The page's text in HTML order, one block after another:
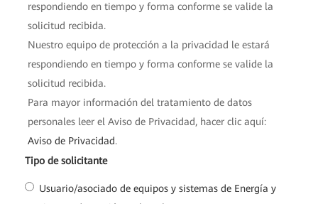
respondiendo en tiempo y forma conforme se valide la
solicitud recibida.
Nuestro equipo de protección a la privacidad le estará
respondiendo en tiempo y forma conforme se valide la
solicitud recibida.
Para mayor información del tratamiento de datos
personales leer el Aviso de Privacidad, hacer clic aquí:
Aviso de Privacidad.
Tipo de solicitante*
Usuario/asociado de equipos y sistemas de Energía y